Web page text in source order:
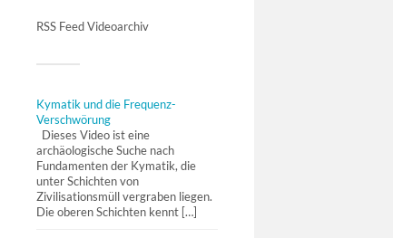
RSS Feed Videoarchiv
Kymatik und die Frequenz-
Verschwörung
Dieses Video ist eine
archäologische Suche nach
Fundamenten der Kymatik, die
unter Schichten von
Zivilisationsmüll vergraben liegen.
Die oberen Schichten kennt […]